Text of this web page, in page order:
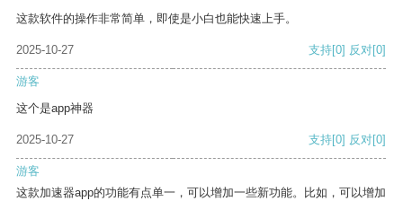
这款软件的操作非常简单，即使是小白也能快速上手。
2025-10-27 支持[0] 反对[0]
游客
这个是app神器
2025-10-27 支持[0] 反对[0]
游客
这款加速器app的功能有点单一，可以增加一些新功能。比如，可以增加